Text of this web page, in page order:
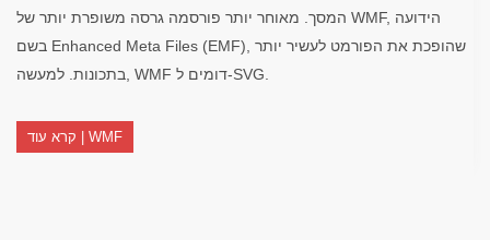
המסך. מאוחר יותר פורסמה גרסה משופרת יותר של WMF, הידועה
בשם Enhanced Meta Files (EMF), שהופכת את הפורמט לעשיר יותר
בתכונות. למעשה, WMF דומים ל-SVG.
קרא עוד | WMF